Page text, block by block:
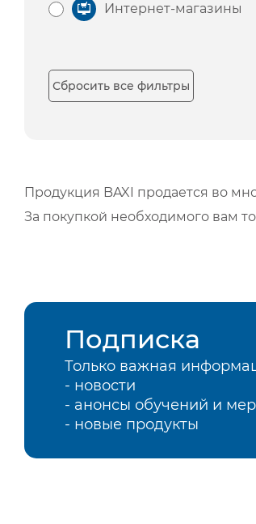
Интернет-магазины
Сбросить все фильтры
Продукция BAXI продается во
За покупкой необходимого вам
Подписка
Только важная
- новости
- анонсы обучений и
- новые продукты